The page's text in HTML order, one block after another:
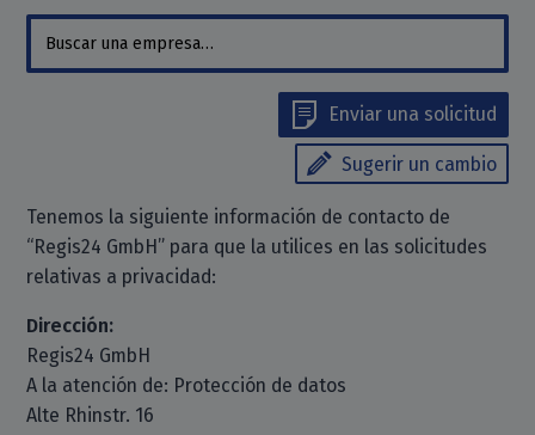
Enviar una solicitud
Sugerir un cambio
Tenemos la siguiente información de contacto de
“Regis24 GmbH” para que la utilices en las solicitudes
relativas a privacidad:
Dirección:
Regis24 GmbH
A la atención de: Protección de datos
Alte Rhinstr. 16